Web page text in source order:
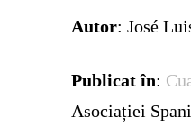
Autor: José
Publicat în:
Asociației